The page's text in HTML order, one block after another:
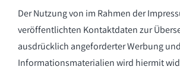
Der Nutzung von im Rahmen der
veröffentlichten Kontaktdaten zur
ausdrücklich angeforderter Werbung und
Informationsmaterialien wird hiermit